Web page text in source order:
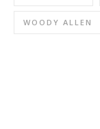
WOODY ALLEN